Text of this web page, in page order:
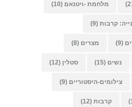
מלחמת -ויטנאם (10)
קרבות (9)
(9) מצרים (8)
נשים (15) סטלין (12)
צילומים-היסטוריים (9)
קרבות (12)